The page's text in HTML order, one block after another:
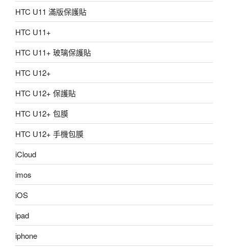
HTC U11 滿版保護貼
HTC U11+
HTC U11+ 玻璃保護貼
HTC U12+
HTC U12+ 保護貼
HTC U12+ 包膜
HTC U12+ 手機包膜
iCloud
imos
iOS
ipad
iphone